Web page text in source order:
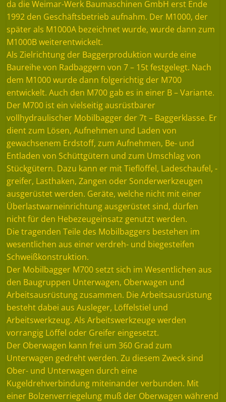
da die Weimar-Werk Baumaschinen GmbH erst Ende
1992 den Geschäftsbetrieb aufnahm. Der M1000, der
später als M1000A bezeichnet wurde, wurde dann zum
M1000B weiterentwickelt.
Als Zielrichtung der Baggerproduktion wurde eine
Baureihe von Radbaggern von 7 – 15t festgelegt. Nach
dem M1000 wurde dann folgerichtig der M700
entwickelt. Auch den M700 gab es in einer B – Variante.
Der M700 ist ein vielseitig ausrüstbarer
vollhydraulischer Mobilbagger der 7t – Baggerklasse. Er
dient zum Lösen, Aufnehmen und Laden von
gewachsenem Erdstoff, zum Aufnehmen, Be- und
Entladen von Schüttgütern und zum Umschlag von
Stückgütern. Dazu kann er mit Tieflöffel, Ladeschaufel, -
greifer, Lasthaken, Zangen oder Sonderwerkzeugen
ausgerüstet werden. Geräte, welche nicht mit einer
Überlastwarneinrichtung ausgerüstet sind, dürfen
nicht für den Hebezeugeinsatz genutzt werden.
Die tragenden Teile des Mobilbaggers bestehen im
wesentlichen aus einer verdreh- und biegesteifen
Schweißkonstruktion.
Der Mobilbagger M700 setzt sich im Wesentlichen aus
den Baugruppen Unterwagen, Oberwagen und
Arbeitsausrüstung zusammen. Die Arbeitsausrüstung
besteht dabei aus Ausleger, Löffelstiel und
Arbeitswerkzeug. Als Arbeitswerkzeuge werden
vorrangig Löffel oder Greifer eingesetzt.
Der Oberwagen kann frei um 360 Grad zum
Unterwagen gedreht werden. Zu diesem Zweck sind
Ober- und Unterwagen durch eine
Kugeldrehverbindung miteinander verbunden. Mit
einer Bolzenverriegelung muß der Oberwagen während